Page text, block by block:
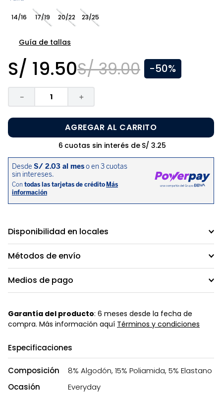
14/16 17/19 20/22 23/25
Guía de tallas
S/ 19.50S/ 39.00 -50%
＋
－
AGREGAR AL CARRITO
6 cuotas sin interés de S/ 3.25
Disponibilidad en locales
Métodos de envío
Medios de pago
Garantía del producto: 6 meses desde la fecha de
compra. Más información aquí Términos y condiciones
Especificaciones
Composición
8% Algodón, 15% Poliamida, 5% Elastano
Ocasión
Everyday
disney
sandalias niño